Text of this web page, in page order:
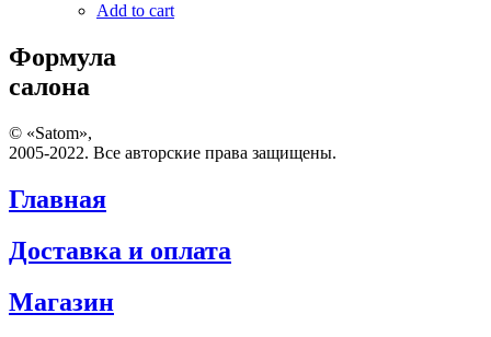
Add to cart
Формула
салона
© «Satom»,
2005-2022. Все авторские права защищены.
Главная
Доставка и оплата
Магазин